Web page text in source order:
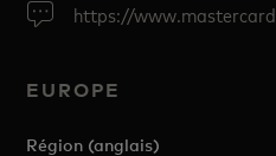
https://
EUROPE
Région (anglais)